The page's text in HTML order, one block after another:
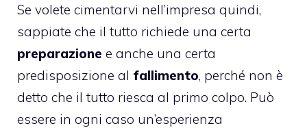
Se volete cimentarvi nell’impresa quindi,
sappiate che il tutto richiede una certa
preparazione e anche una certa
predisposizione al fallimento, perché non è
detto che il tutto riesca al primo colpo. Può
essere in ogni caso un’esperienza